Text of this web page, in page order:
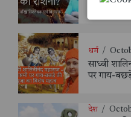
धर्म /
साध्वी
पर गाय-
देश /